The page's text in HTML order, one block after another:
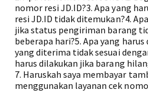
nomor resi JD.ID?3. Apa yang
resi JD.ID tidak ditemukan?4.
jika status pengiriman barang
beberapa hari?5. Apa yang
yang diterima tidak sesuai
harus dilakukan jika barang
7. Haruskah saya membayar
menggunakan layanan cek